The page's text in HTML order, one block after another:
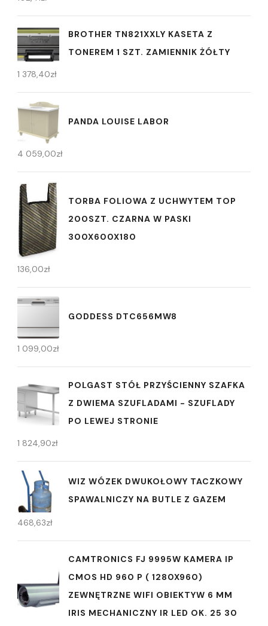
BROTHER TN821XXLY KASETA Z
TONEREM 1 SZT. ZAMIENNIK ŻÓŁTY
1 378,40zł
PANDA LOUISE LABOR
4 059,00zł
TORBA FOLIOWA Z UCHWYTEM TOP
200SZT. CZARNA W PASKI
300X600X180
136,00zł
GODDESS DTC656MW8
1 099,00zł
POLGAST STÓŁ PRZYŚCIENNY SZAFKA
Z DWIEMA SZUFLADAMI - SZUFLADY
PO LEWEJ STRONIE
1 824,90zł
WIZ WÓZEK DWUKOŁOWY TACZKOWY
SPAWALNICZY NA BUTLE Z GAZEM
468,63zł
CAMTRONICS FJ 9995W KAMERA IP
CMOS HD 960 P ( 1280X960)
ZEWNĘTRZNE WIFI OBIEKTYW 6 MM
IRIS MECHANICZNY IR LED OK. 25 30